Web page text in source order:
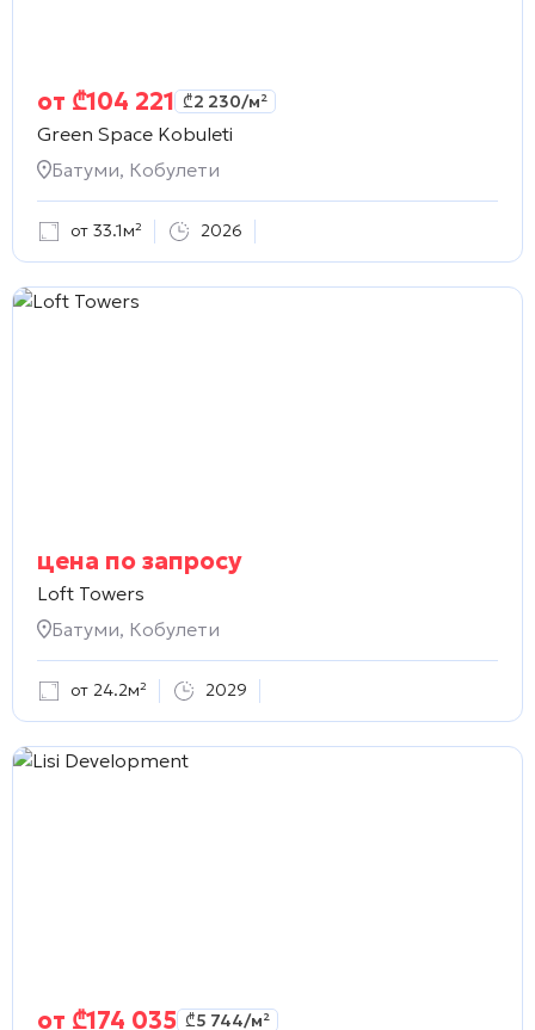
от ₾104 221 ₾2 230/м²
Green Space Kobuleti
Батуми, Кобулети
от 33.1м² 2026
цена по запросу
Loft Towers
Батуми, Кобулети
от 24.2м² 2029
от ₾174 035 ₾5 744/м²